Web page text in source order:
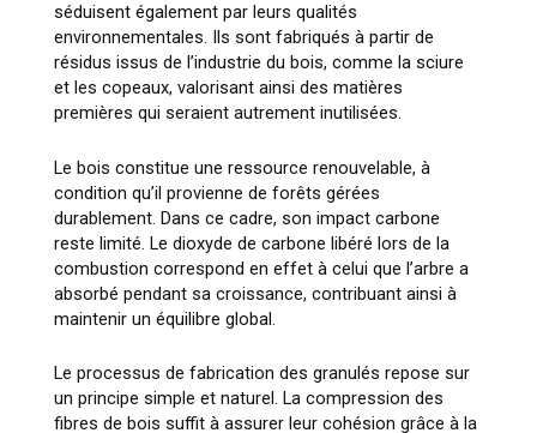
séduisent également par leurs qualités
environnementales. Ils sont fabriqués à partir de
résidus issus de l’industrie du bois, comme la sciure
et les copeaux, valorisant ainsi des matières
premières qui seraient autrement inutilisées.
Le bois constitue une ressource renouvelable, à
condition qu’il provienne de forêts gérées
durablement. Dans ce cadre, son impact carbone
reste limité. Le dioxyde de carbone libéré lors de la
combustion correspond en effet à celui que l’arbre a
absorbé pendant sa croissance, contribuant ainsi à
maintenir un équilibre global.
Le processus de fabrication des granulés repose sur
un principe simple et naturel. La compression des
fibres de bois suffit à assurer leur cohésion grâce à la